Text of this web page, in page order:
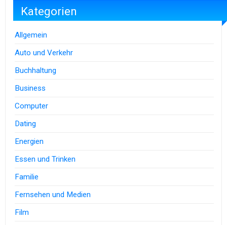
Kategorien
Allgemein
Auto und Verkehr
Buchhaltung
Business
Computer
Dating
Energien
Essen und Trinken
Familie
Fernsehen und Medien
Film